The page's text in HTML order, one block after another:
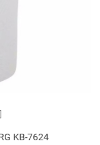
KB-7624